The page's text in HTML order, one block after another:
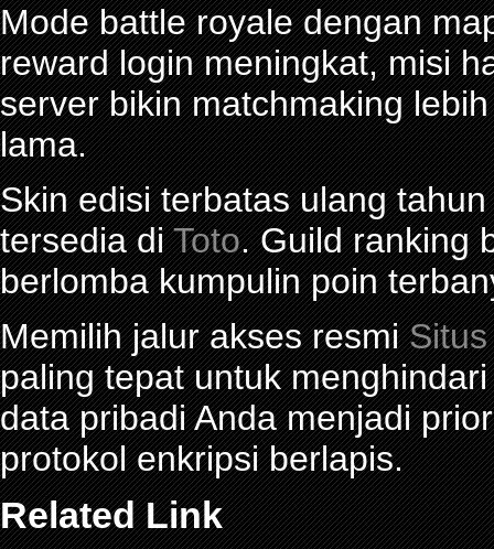
Mode battle royale dengan
reward login meningkat, misi
server bikin matchmaking
lama.
Skin edisi terbatas ulang
tersedia diToto. Guild ranking
berlomba kumpulin poin
Memilih jalur akses resmi
paling tepat untuk
data pribadi Anda menjadi
protokol enkripsi berlapis.
Related Link